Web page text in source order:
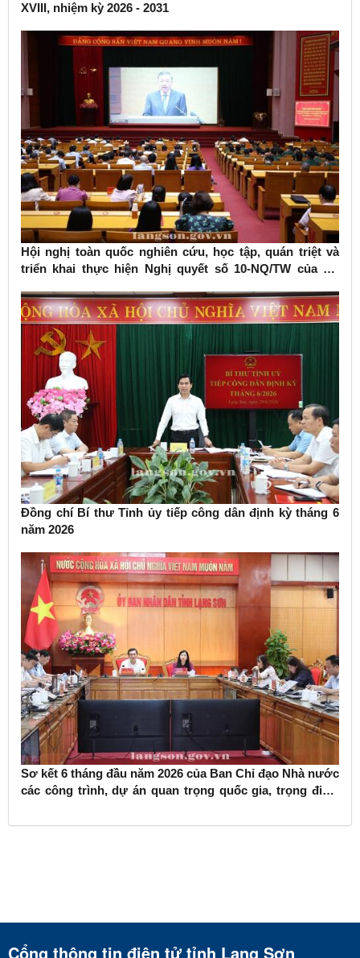
XVIII, nhiệm kỳ 2026 - 2031
Hội nghị toàn quốc nghiên cứu, học tập, quán triệt và
triển khai thực hiện Nghị quyết số 10-NQ/TW của Bộ
Đồng chí Bí thư Tỉnh ủy tiếp công dân định kỳ tháng 6
năm 2026
Sơ kết 6 tháng đầu năm 2026 của Ban Chỉ đạo Nhà nước
các công trình, dự án quan trọng quốc gia, trọng điểm
Cổng thông tin điện tử tỉnh Lạng Sơn